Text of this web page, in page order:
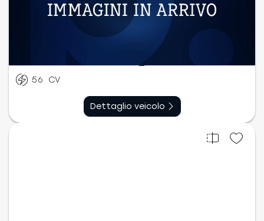
Automatico
km
56
CV
Dettaglio veicolo